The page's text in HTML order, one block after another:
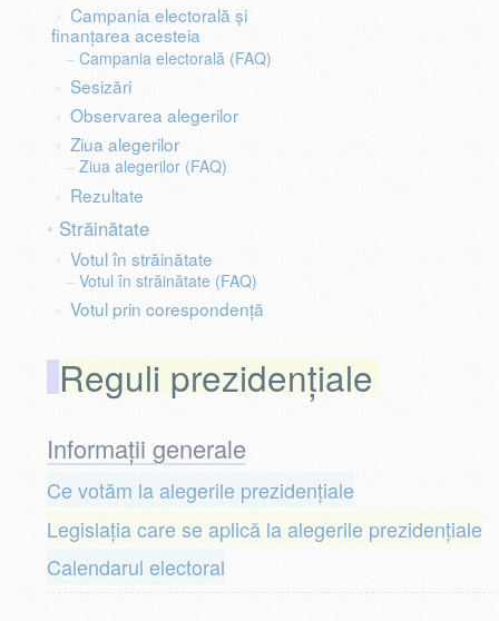
Campania electorală și
finanțarea acesteia
Campania electorală (FAQ)
Sesizări
Observarea alegerilor
Ziua alegerilor
Ziua alegerilor (FAQ)
Rezultate
Străinătate
Votul în străinătate
Votul în străinătate (FAQ)
Votul prin corespondență
Reguli prezidențiale
Informații generale
Ce votăm la alegerile prezidențiale
Legislația care se aplică la alegerile prezidențiale
Calendarul electoral